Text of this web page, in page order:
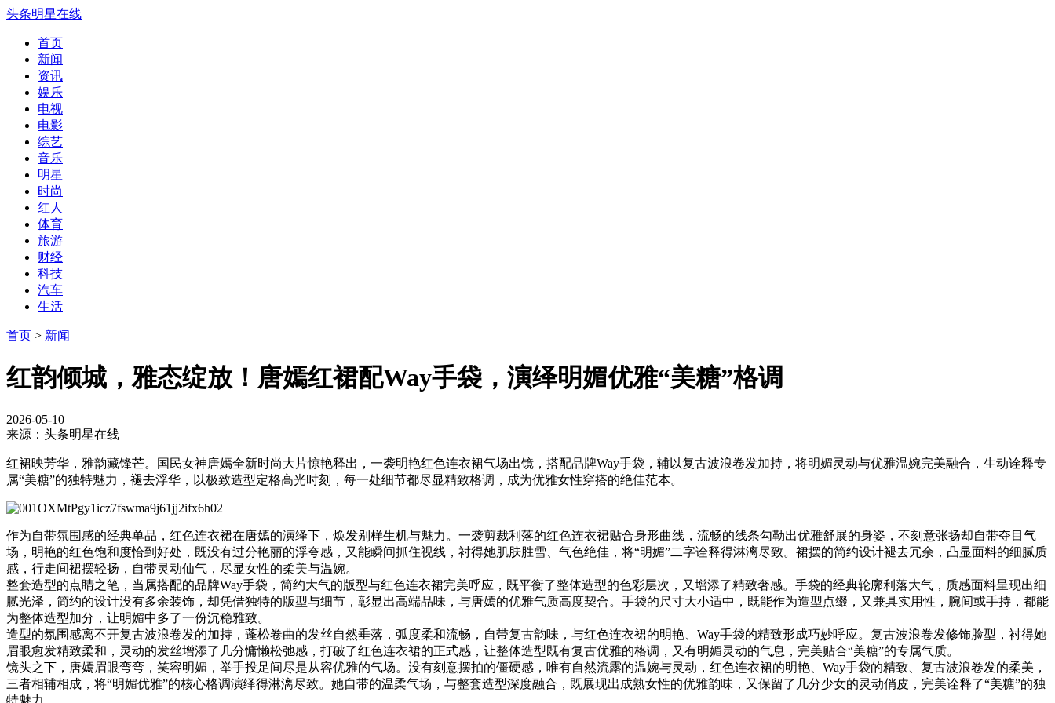
头条明星在线
首页
新闻
资讯
娱乐
电视
电影
综艺
音乐
明星
时尚
红人
体育
旅游
财经
科技
汽车
生活
首页 > 新闻
红韵倾城，雅态绽放！唐嫣红裙配Way手袋，演绎明媚优雅“美糖”格调
2026-05-10
来源：头条明星在线
红裙映芳华，雅韵藏锋芒。国民女神唐嫣全新时尚大片惊艳释出，一袭明艳红色连衣裙气场出镜，搭配品牌Way手袋，辅以复古波浪卷发加持，将明媚灵动与优雅温婉完美融合，生动诠释专
属“美糖”的独特魅力，褪去浮华，以极致造型定格高光时刻，每一处细节都尽显精致格调，成为优雅女性穿搭的绝佳范本。
作为自带氛围感的经典单品，红色连衣裙在唐嫣的演绎下，焕发别样生机与魅力。一袭剪裁利落的红色连衣裙贴合身形曲线，流畅的线条勾勒出优雅舒展的身姿，不刻意张扬却自带夺目气
场，明艳的红色饱和度恰到好处，既没有过分艳丽的浮夸感，又能瞬间抓住视线，衬得她肌肤胜雪、气色绝佳，将“明媚”二字诠释得淋漓尽致。裙摆的简约设计褪去冗余，凸显面料的细腻质
感，行走间裙摆轻扬，自带灵动仙气，尽显女性的柔美与温婉。
整套造型的点睛之笔，当属搭配的品牌Way手袋，简约大气的版型与红色连衣裙完美呼应，既平衡了整体造型的色彩层次，又增添了精致奢感。手袋的经典轮廓利落大气，质感面料呈现出细
腻光泽，简约的设计没有多余装饰，却凭借独特的版型与细节，彰显出高端品味，与唐嫣的优雅气质高度契合。手袋的尺寸大小适中，既能作为造型点缀，又兼具实用性，腕间或手持，都能
为整体造型加分，让明媚中多了一份沉稳雅致。
造型的氛围感离不开复古波浪卷发的加持，蓬松卷曲的发丝自然垂落，弧度柔和流畅，自带复古韵味，与红色连衣裙的明艳、Way手袋的精致形成巧妙呼应。复古波浪卷发修饰脸型，衬得她
眉眼愈发精致柔和，灵动的发丝增添了几分慵懒松弛感，打破了红色连衣裙的正式感，让整体造型既有复古优雅的格调，又有明媚灵动的气息，完美贴合“美糖”的专属气质。
镜头之下，唐嫣眉眼弯弯，笑容明媚，举手投足间尽是从容优雅的气场。没有刻意摆拍的僵硬感，唯有自然流露的温婉与灵动，红色连衣裙的明艳、Way手袋的精致、复古波浪卷发的柔美，
三者相辅相成，将“明媚优雅”的核心格调演绎得淋漓尽致。她自带的温柔气场，与整套造型深度融合，既展现出成熟女性的优雅韵味，又保留了几分少女的灵动俏皮，完美诠释了“美糖”的独
特魅力。